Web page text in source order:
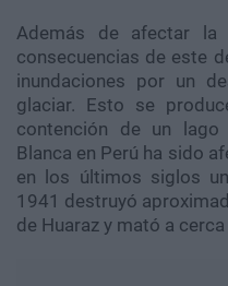
Además de afectar la
consecuencias de este
inundaciones por un
glaciar. Esto se
contención de un lago
Blanca en Perú ha sido
en los últimos siglos
1941 destruyó
de Huaraz y mató a